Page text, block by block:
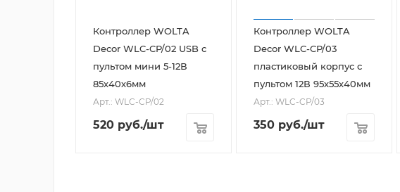
Контроллер WOLTA
Decor WLC-CP/02 USB с
пультом мини 5-12В
85х40х6мм
Арт.: WLC-CP/02
520 руб./шт
Контроллер WOLTA
Decor WLC-CP/03
пластиковый корпус с
пультом 12В 95х55х40мм
Арт.: WLC-CP/03
350 руб./шт